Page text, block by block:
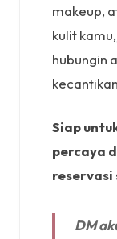
makeup,
kulit
hubungin
Siap
percaya
reservasi
DM